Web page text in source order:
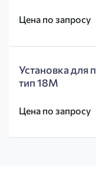
Цена по запросу
Установка для
тип 18М
Цена по запросу